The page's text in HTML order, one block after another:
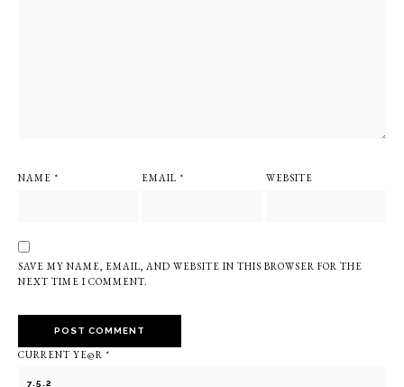
NAME * EMAIL * WEBSITE
SAVE MY NAME, EMAIL, AND WEBSITE IN THIS BROWSER FOR THE
NEXT TIME I COMMENT.
CURRENT YE@R *